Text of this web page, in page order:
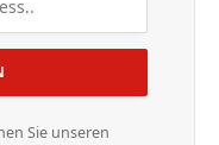
Sie unseren